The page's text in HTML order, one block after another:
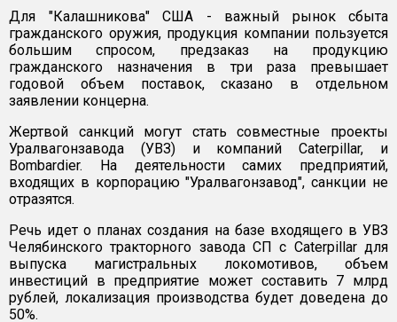
Для "Калашникова" США - важный рынок сбыта
гражданского оружия, продукция компании пользуется
большим спросом, предзаказ на продукцию
гражданского назначения в три раза превышает
годовой объем поставок, сказано в отдельном
заявлении концерна.
Жертвой санкций могут стать совместные проекты
Уралвагонзавода (УВЗ) и компаний Caterpillar, и
Bombardier. На деятельности самих предприятий,
входящих в корпорацию "Уралвагонзавод", санкции не
отразятся.
Речь идет о планах создания на базе входящего в УВЗ
Челябинского тракторного завода СП с Caterpillar для
выпуска магистральных локомотивов, объем
инвестиций в предприятие может составить 7 млрд
рублей, локализация производства будет доведена до
50%.